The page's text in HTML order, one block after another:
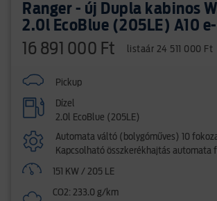
Ranger - új Dupla kabinos
2.0l EcoBlue (205LE) A10
16 891 000 Ft listaár 24 511 000 Ft
Pickup
Dízel
2.0l EcoBlue (205LE)
Automata váltó (bolygóműves) 10
Kapcsolható összkerékhajtás automata
151 KW / 205 LE
CO2: 233.0 g/km